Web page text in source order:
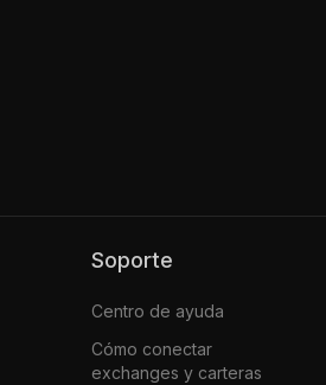
Soporte
Centro de ayuda
Cómo conectar
exchanges y carteras